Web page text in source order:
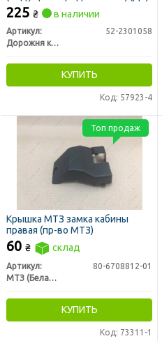
225 ₴ в наличии
Артикул:
52-2301058
Дорожня карта
КУПИТЬ
Код: 57923-4
Крышка МТЗ замка кабины
правая (пр-во МТЗ)
60 ₴ склад
Артикул:
80-6708812-01
МТЗ (Беларусь)
КУПИТЬ
Код: 73311-1
Топ продаж